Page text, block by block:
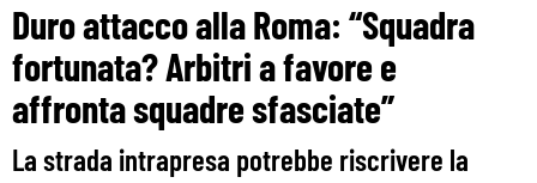
Duro attacco alla Roma: “Squadra
fortunata? Arbitri a favore e
affronta squadre sfasciate”
La strada intrapresa potrebbe riscrivere la